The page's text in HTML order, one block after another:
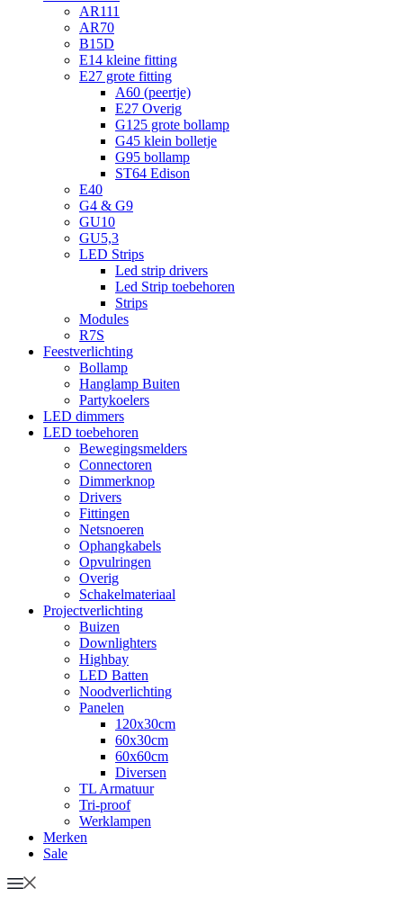
AR111
AR70
B15D
E14 kleine fitting
E27 grote fitting
A60 (peertje)
E27 Overig
G125 grote bollamp
G45 klein bolletje
G95 bollamp
ST64 Edison
E40
G4 & G9
GU10
GU5,3
LED Strips
Led strip drivers
Led Strip toebehoren
Strips
Modules
R7S
Feestverlichting
Bollamp
Hanglamp Buiten
Partykoelers
LED dimmers
LED toebehoren
Bewegingsmelders
Connectoren
Dimmerknop
Drivers
Fittingen
Netsnoeren
Ophangkabels
Opvulringen
Overig
Schakelmateriaal
Projectverlichting
Buizen
Downlighters
Highbay
LED Batten
Noodverlichting
Panelen
120x30cm
60x30cm
60x60cm
Diversen
TL Armatuur
Tri-proof
Werklampen
Merken
Sale